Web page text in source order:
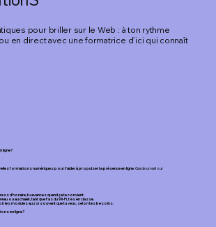
pour briller sur le Web : à ton rythme
en direct avec une formatrice d’ici qui connaît
ligne?
formations numériques pour t’aider à propulser ta présence en ligne. Garde un œil sur
d’horaire, tu avances quand ça te convient.
ou au chalet, tant que t’as du Wi-Fi, t’es en classe.
les modules aussi souvent que tu veux, selon tes besoins.
en ligne?